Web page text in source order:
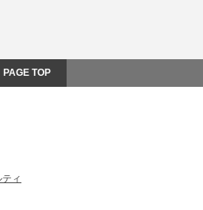
PAGE TOP
ィ